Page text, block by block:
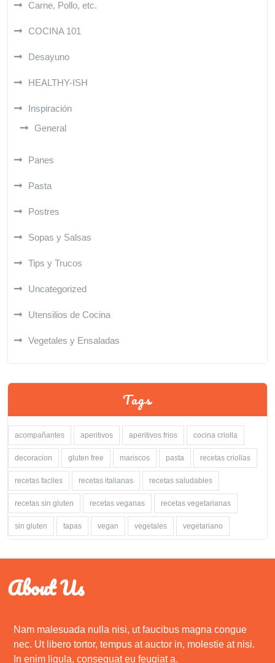
Carne, Pollo, etc.
COCINA 101
Desayuno
HEALTHY-ISH
Inspiración
General
Panes
Pasta
Postres
Sopas y Salsas
Tips y Trucos
Uncategorized
Utensilios de Cocina
Vegetales y Ensaladas
Tags
acompañantes aperitivos aperitivos frios cocina criolla
decoracion gluten free mariscos pasta recetas criollas
recetas faciles recetas italianas recetas saludables
recetas sin gluten recetas veganas recetas vegetarianas
sin gluten tapas vegan vegetales vegetariano
About Us
Nam malesuada nulla nisi, ut faucibus magna congue
nec. Ut libero tortor, tempus at auctor in, molestie at nisi.
In enim ligula, consequat eu feugiat a.